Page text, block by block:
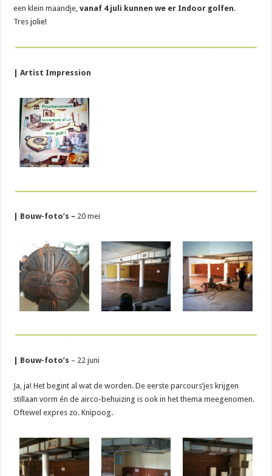
een klein maandje,vanaf 4 juli kunnen we er Indoor golfen.
Tresjolie!
| Artist Impression
| Bouw-foto’s – 20 mei
| Bouw-foto’s – 22 juni
Ja, ja! Het begint al wat de worden. De eerste parcours’jes krijgen
stillaan vorm én de airco-behuizing is ook in het thema meegenomen.
Oftewel expres zo. Knipoog.